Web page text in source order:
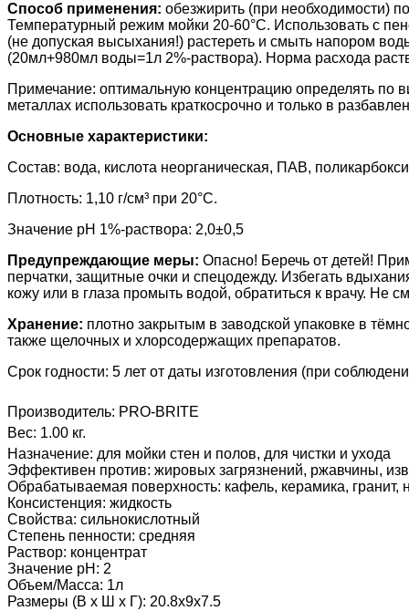
Способ применения: обезжирить (при необходимости)
Температурный режим мойки 20-60°С. Использовать с
(не допуская высыхания!) растереть и смыть напором
(20мл+980мл воды=1л 2%-раствора). Норма расхода
Примечание: оптимальную концентрацию определять по
металлах использовать краткосрочно и только в
Основные характеристики:
Состав: вода, кислота неорганическая, ПАВ,
Плотность: 1,10 г/см³ при 20°С.
Значение pH 1%-раствора: 2,0±0,5
Предупреждающие меры: Опасно! Беречь от детей!
перчатки, защитные очки и спецодежду. Избегать
кожу или в глаза промыть водой, обратиться к врачу. Не
Хранение: плотно закрытым в заводской упаковке в
также щелочных и хлорсодержащих препаратов.
Срок годности: 5 лет от даты изготовления (при
Производитель: PRO-BRITE
Вес: 1.00 кг.
Назначение: для мойки стен и полов, для чистки и ухода
Эффективен против: жировых загрязнений, ржавчины,
Обрабатываемая поверхность: кафель, керамика,
Консистенция: жидкость
Свойства: сильнокислотный
Степень пенности: средняя
Раствор: концентрат
Значение pH : 2
Объем/Масса: 1л
Размеры (В х Ш х Г): 20.8x9x7.5